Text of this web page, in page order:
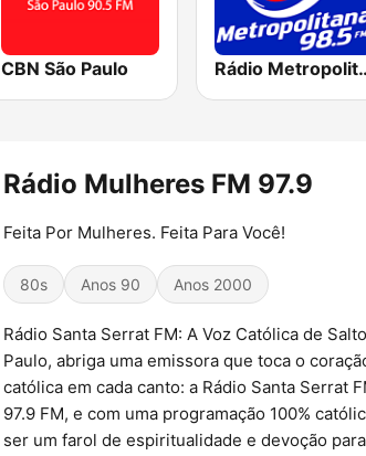
CBN São Paulo Rádio
Rádio Mulheres FM 97.9
Feita Por Mulheres. Feita Para Você!
80s Anos 90 Anos 2000
Rádio Santa Serrat FM: A Voz Católica de
Paulo, abriga uma emissora que toca o
católica em cada canto: a Rádio Santa Serrat
97.9 FM, e com uma programação 100%
ser um farol de espiritualidade e devoção